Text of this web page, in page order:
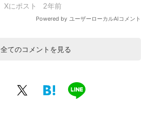
全てのコメントを見る